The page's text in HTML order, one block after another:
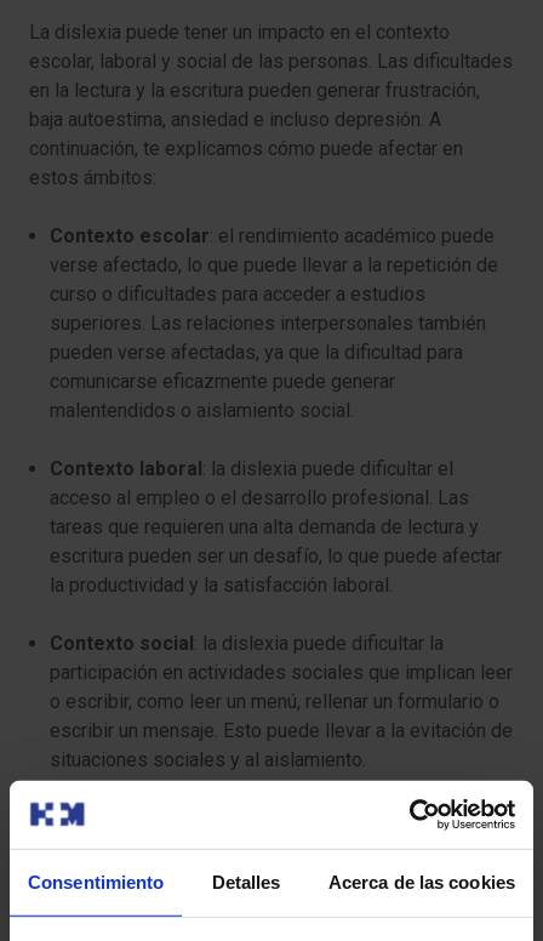
Consentimiento Detalles Acerca de las cookies
La dislexia puede tener un impacto en el contexto
escolar, laboral y social de las personas. Las dificultades
en la lectura y la escritura pueden generar frustración,
baja autoestima, ansiedad e incluso depresión. A
continuación, te explicamos cómo puede afectar en
estos ámbitos:
Contexto escolar: el rendimiento académico puede
verse afectado, lo que puede llevar a la repetición de
curso o dificultades para acceder a estudios
superiores. Las relaciones interpersonales también
pueden verse afectadas, ya que la dificultad para
comunicarse eficazmente puede generar
malentendidos o aislamiento social.
Contexto laboral : la dislexia puede dificultar el
acceso al empleo o el desarrollo profesional. Las
tareas que requieren una alta demanda de lectura y
escritura pueden ser un desafío, lo que puede afectar
la productividad y la satisfacción laboral.
Contexto social : la dislexia puede dificultar la
participación en actividades sociales que implican leer
o escribir, como leer un menú, rellenar un formulario o
escribir un mensaje. Esto puede llevar a la evitación de
situaciones sociales y al aislamiento.
El apoyo emocional, el fomento de la autoconfianza y la
promoción de entornos inclusivos y comprensivos son